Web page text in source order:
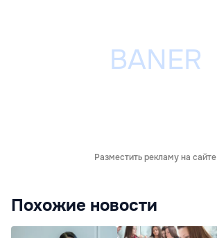
Разместить рекламу на сайте
Похожие новости